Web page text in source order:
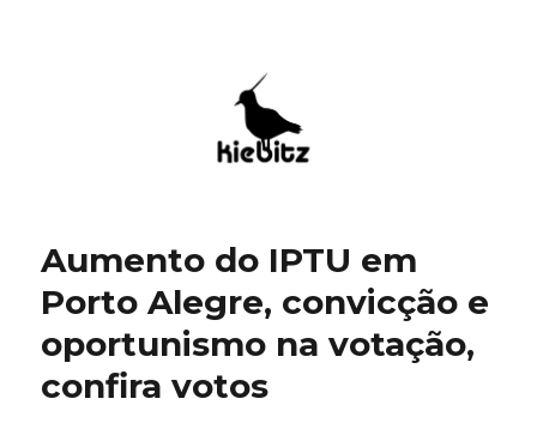
Aumento do IPTU em
Porto Alegre, convicção e
oportunismo na votação,
confira votos